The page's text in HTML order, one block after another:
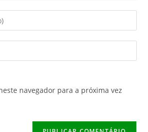
navegador para a próxima vez